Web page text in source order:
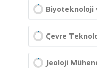
Biyoteknoloji
Çevre
Jeoloji